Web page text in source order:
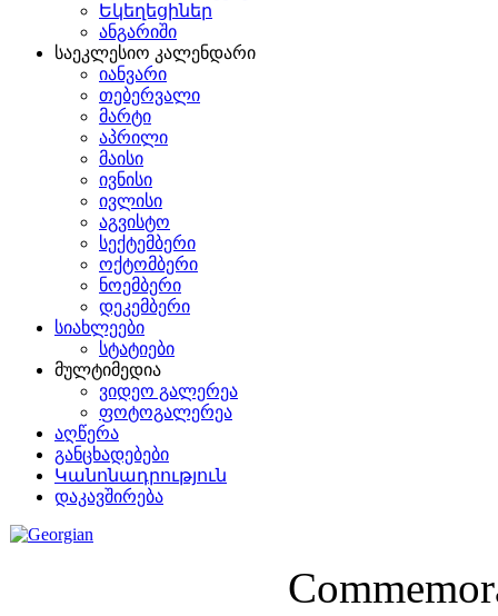
Եկեղեցիներ
ანგარიში
საეკლესიო კალენდარი
იანვარი
თებერვალი
მარტი
აპრილი
მაისი
ივნისი
ივლისი
აგვისტო
სექტემბერი
ოქტომბერი
ნოემბერი
დეკემბერი
სიახლეები
სტატიები
მულტიმედია
ვიდეო გალერეა
ფოტოგალერეა
აღწერა
განცხადებები
Կանոնադրություն
დაკავშირება